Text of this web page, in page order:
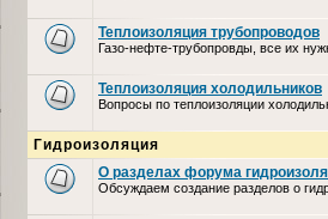
Теплоизоляция трубопроводов
Газо-нефте-трубопровды, все их
Теплоизоляция холодильников
Вопросы по теплоизоляции
Гидроизоляция
О разделах форума
Обсуждаем создание разделов о